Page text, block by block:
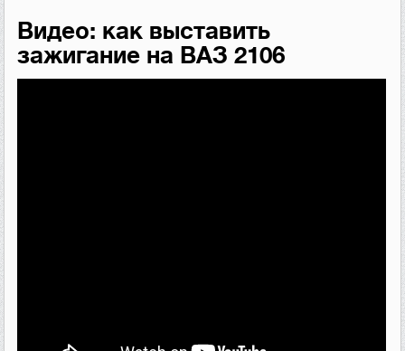
Видео: как выставить
зажигание на ВАЗ 2106